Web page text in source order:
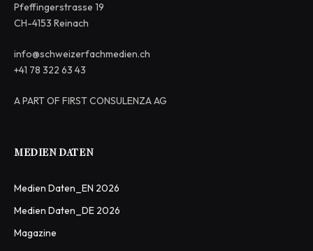
Pfeffingerstrasse 19
CH-4153 Reinach
info@schweizerfachmedien.ch
+41 78 322 63 43
A PART OF FIRST CONSULENZA AG
MEDIEN DATEN
Medien Daten_EN 2026
Medien Daten_DE 2026
Magazine